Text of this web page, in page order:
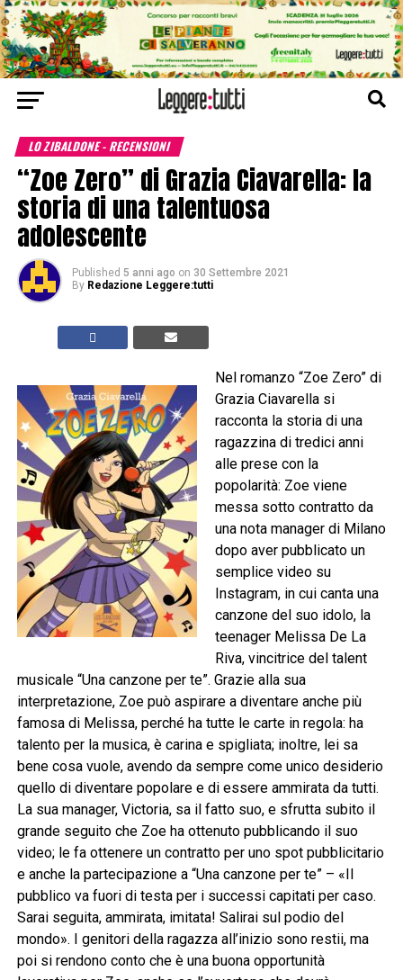
LO ZIBALDONE - RECENSIONI
“Zoe Zero” di Grazia Ciavarella: la
storia di una talentuosa
adolescente
Published 5 anni ago on 30 Settembre 2021
By Redazione Leggere:tutti
Nel romanzo “Zoe Zero” di
Grazia Ciavarella si
racconta la storia di una
ragazzina di tredici anni
alle prese con la
popolarità: Zoe viene
messa sotto contratto da
una nota manager di Milano
dopo aver pubblicato un
semplice video su
Instagram, in cui canta una
canzone del suo idolo, la
teenager Melissa De La
Riva, vincitrice del talent
musicale “Una canzone per te”. Grazie alla sua
interpretazione, Zoe può aspirare a diventare anche più
famosa di Melissa, perché ha tutte le carte in regola: ha
talento per la musica, è carina e spigliata; inoltre, lei sa
bene cosa vuole, avendo da sempre come unico desiderio
quello di diventare popolare e di essere ammirata da tutti.
La sua manager, Victoria, sa il fatto suo, e sfrutta subito il
grande seguito che Zoe ha ottenuto pubblicando il suo
video; le fa ottenere un contratto per uno spot pubblicitario
e anche la partecipazione a “Una canzone per te” – «Il
pubblico va fuori di testa per i successi capitati per caso.
Sarai seguita, ammirata, imitata! Salirai sul podio del
mondo». I genitori della ragazza all’inizio sono restii, ma
poi si rendono conto che è una buona opportunità